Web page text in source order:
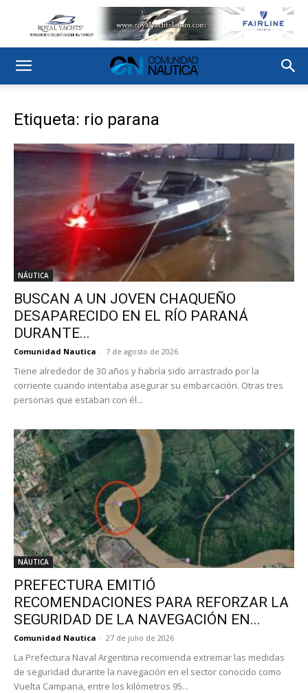
Etiqueta: rio parana
NÁUTICA
BUSCAN A UN JOVEN CHAQUEÑO
DESAPARECIDO EN EL RÍO PARANÁ
DURANTE...
Comunidad Nautica - 7 de agosto de 2026
Tiene alrededor de 30 años y habría sido arrastrado por la
corriente cuando intentaba asegurar su embarcación. Otras tres
personas que estaban con él...
NÁUTICA
PREFECTURA EMITIÓ
RECOMENDACIONES PARA REFORZAR LA
SEGURIDAD DE LA NAVEGACIÓN EN...
Comunidad Nautica - 27 de julio de 2026
La Prefectura Naval Argentina recomienda extremar las medidas
de seguridad durante la navegación en el sector conocido como
Vuelta Campana, entre los kilómetros 95...